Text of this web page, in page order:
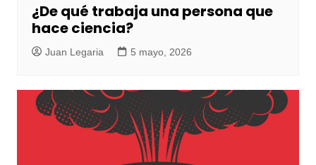
¿De qué trabaja una persona que
hace ciencia?
Juan Legaria 5 mayo, 2026